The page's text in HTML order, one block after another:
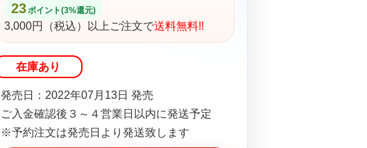
23ポイント(3%還元)
3,000円（税込）以上ご注文で送料無料!!
在庫あり
発売日：2022年07月13日 発売
ご入金確認後３～４営業日以内に発送予定
※予約注文は発売日より発送致します